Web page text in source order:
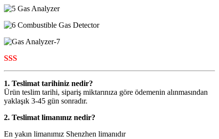
SSS
1. Teslimat tarihiniz nedir?
Ürün teslim tarihi, sipariş miktarınıza göre ödemenin alınmasından
yaklaşık 3-45 gün sonradır.
2. Teslimat limanınız nedir?
En yakın limanımız Shenzhen limanıdır